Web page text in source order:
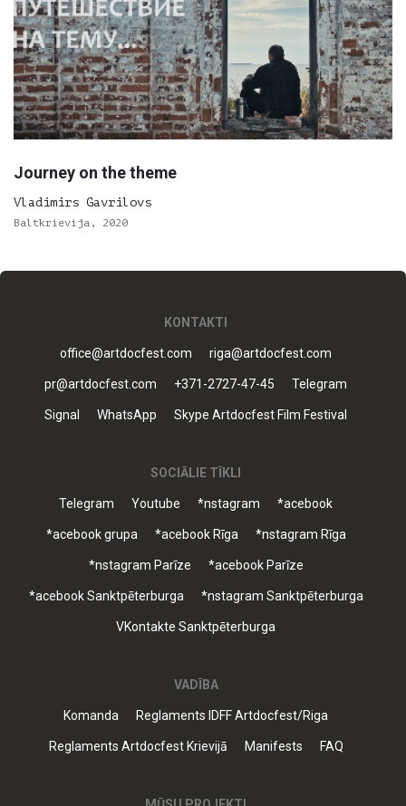
Journey on the theme
Vladimirs Gavrilovs
Baltkrievija, 2020
KONTAKTI
office@artdocfest.com riga@artdocfest.com
pr@artdocfest.com +371-2727-47-45 Telegram
Signal WhatsApp Skype Artdocfest Film Festival
SOCIĀLIE TĪKLI
Telegram Youtube *nstagram *acebook
*acebook grupa *acebook Rīga *nstagram Rīga
*nstagram Parīze *acebook Parīze
*acebook Sanktpēterburga *nstagram Sanktpēterburga
VKontakte Sanktpēterburga
VADĪBA
Komanda Reglaments IDFF Artdocfest/Riga
Reglaments Artdocfest Krievijā Manifests FAQ